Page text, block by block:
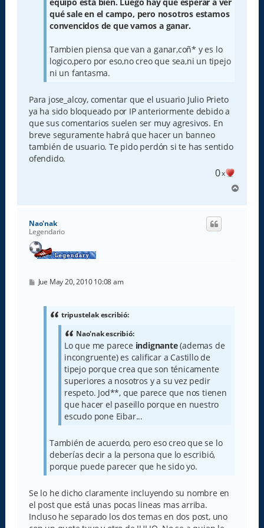
qué sale en el campo, pero nosotros estamos
convencidos de que vamos a ganar.
Tambien piensa que van a ganar,coñ* y es lo
logico,pero por eso,no creo que sea,ni un tipejo
ni un fantasma.
Para jose_alcoy, comentar que el usuario Julio Prieto
ya ha sido bloqueado por IP anteriormente debido a
que sus comentarios suelen ser muy agresivos. En
breve seguramente habrá que hacer un banneo
también de usuario. Te pido perdón si te has sentido
ofendido.
0x
r
Nao'nak
Legendario
M
Jue May 20, 2010 10:08 am
tripustelak escribió:
Nao'nak escribió:
Lo que me parece indignante(ademas de
incongruente) es calificar a Castillo de
tipejo porque crea que son ténicamente
superiores a nosotros y a su vez pedir
respeto. Jod**, que parece que nos tienen
que hacer el paseillo porque en nuestro
escudo pone Eibar...
También de acuerdo, pero eso creo que se lo
deberías decir a la persona que lo escribió,
porque puede parecer que he sido yo.
Se lo he dicho claramente incluyendo su nombre en
el post que está unas pocas lineas mas arriba.
Incluso he separado los dos temas en dos post, uno